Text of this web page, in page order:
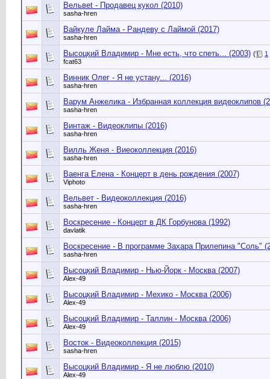
Вельвеt - Продавец кукол (2010)
sasha-hren
Вайкуле Лайма - Рандеву с Лаймой (2017)
sasha-hren
Высоцкий Владимир - Мне есть, что спеть... (2003) (
1
fcat63
Винник Олег - Я не устану... (2016)
sasha-hren
Варум Анжелика - Избранная коллекция видеоклипов
sasha-hren
Винтаж - Видеоклипы (2016)
sasha-hren
Вилль Женя - Виеоколлекция (2016)
sasha-hren
Ваенга Елена - Концерт в день рождения (2007)
Viphoto
Вельвет - Видеоколлекция (2016)
sasha-hren
Воскресение - Концерт в ДК Горбунова (1992)
davlatik
Воскресение - В программе Захара Прилепина "Соль"
sasha-hren
Высоцкий Владимир - Нью-Йорк - Москва (2007)
Alex-49
Высоцкий Владимир - Мехико - Москва (2006)
Alex-49
Высоцкий Владимир - Таллин - Москва (2006)
Alex-49
Восток - Видеоколлекция (2015)
sasha-hren
Высоцкий Владимир - Я не люблю (2010)
Alex-49